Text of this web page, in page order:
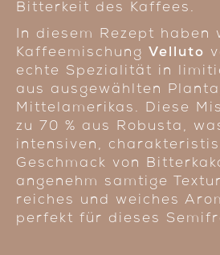
Bitterkeit des Kaffees.
In diesem Rezept haben
Kaffeemischung Velluto
echte Spezialität in
aus ausgewählten
Mittelamerikas. Diese
zu 70 % aus Robusta,
intensiven,
Geschmack von
angenehm samtige
reiches und weiches
perfekt für dieses